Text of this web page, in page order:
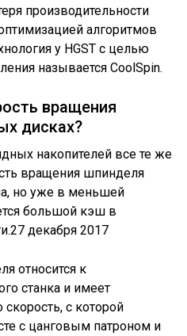
производительности
алгоритмов
у HGST с целью
называется CoolSpin.
вращения
дисках?
накопителей все те же
вращения шпинделя
но уже в меньшей
большой кэш в
декабря 2017
относится к
станка и имеет
с которой
с цанговым патроном и